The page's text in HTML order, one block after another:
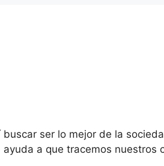
ser lo mejor de la
a que tracemos nuestros